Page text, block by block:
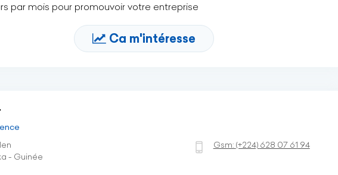
par mois pour promouvoir votre entreprise
Ca m'intéresse
- Guinée
Gsm: (+224) 628 07 61 94